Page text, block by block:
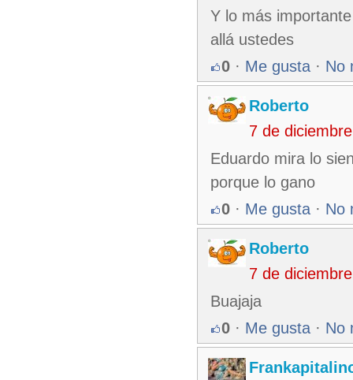
Y lo más
allá ustedes
0 · Me gusta · No
Roberto
7 de
Eduardo mira lo
porque lo gano
0 · Me gusta · No
Roberto
7 de
Buajaja
0 · Me gusta · No